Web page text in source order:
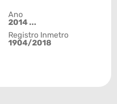
Ano
2014 ...
Registro Inmetro
1904/2018